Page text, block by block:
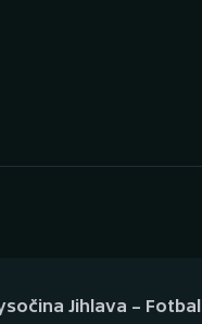
Parasport
Jihlava –